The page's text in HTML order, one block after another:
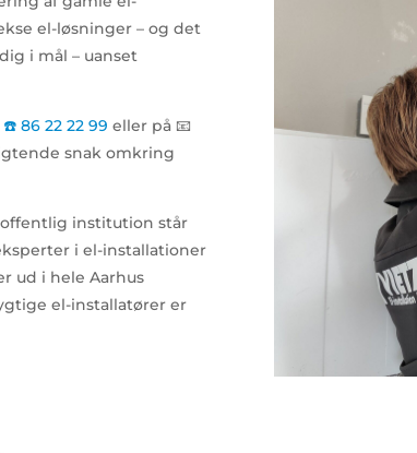
el-løsninger – og det
i mål – uanset
☎️ 86 22 22 99 eller på 📧
snak omkring
institution står
i el-installationer
ud i hele Aarhus
el-installatører er